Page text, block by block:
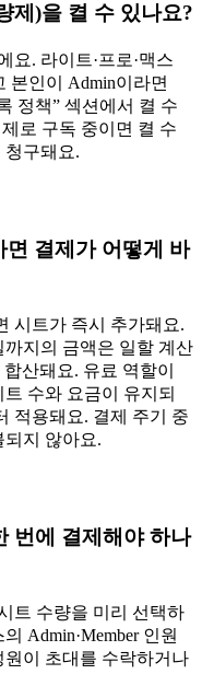
제)을 켤 수 있나요?
요. 라이트·프로·맥스
본인이 Admin이라면
정책” 섹션에서 켤 수
제로 구독 중이면 켤 수
청구돼요.
면 결제가 어떻게 바
시트가 즉시 추가돼요.
지의 금액은 일할 계산
산돼요. 유료 역할이
수와 요금이 유지되
적용돼요. 결제 주기 중
지 않아요.
번에 결제해야 하나
트 수량을 미리 선택하
Admin·Member 인원
이 초대를 수락하거나